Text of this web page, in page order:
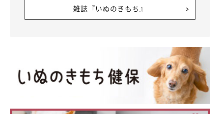
※写真はスマホアプリ「いぬ・ねこのきもち」で投稿されたもの
※記事と写真に関連性はありませんので予めご了承ください。
雑誌『いぬのきもち』